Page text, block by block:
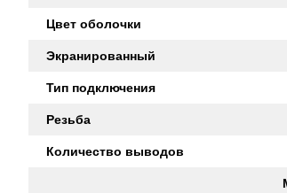
Цвет оболочки
Экранированный
Тип подключения
Резьба
Количество выводов